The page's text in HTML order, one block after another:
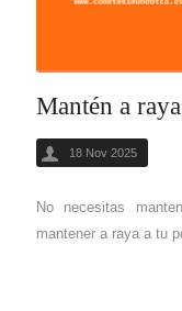
Mantén a
18 Nov 2025
No necesitas
mantener a raya a tu